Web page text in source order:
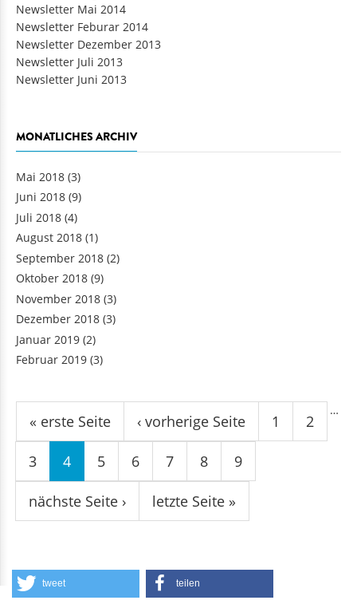
Newsletter Mai 2014
Newsletter Feburar 2014
Newsletter Dezember 2013
Newsletter Juli 2013
Newsletter Juni 2013
MONATLICHES ARCHIV
Mai 2018 (3)
Juni 2018 (9)
Juli 2018 (4)
August 2018 (1)
September 2018 (2)
Oktober 2018 (9)
November 2018 (3)
Dezember 2018 (3)
Januar 2019 (2)
Februar 2019 (3)
Seiten
« erste Seite ‹ vorherige Seite 1 2
3 4 5 6 7 8 9
…
nächste Seite › letzte Seite »
tweet teilen